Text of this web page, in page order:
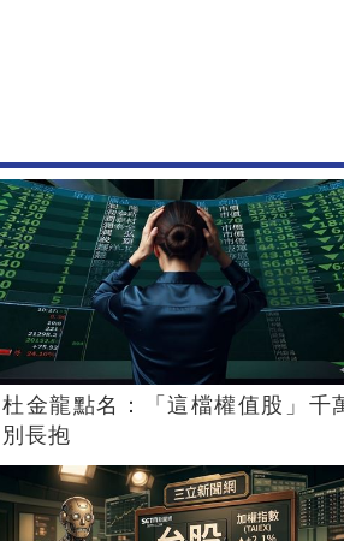
杜金龍點名：「這檔權值股」千
別長抱